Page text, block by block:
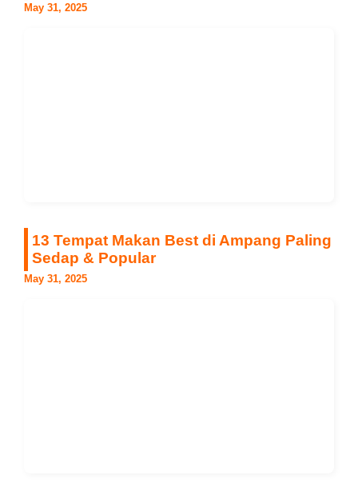
May 31, 2025
13 Tempat Makan Best di Ampang Paling
Sedap & Popular
May 31, 2025